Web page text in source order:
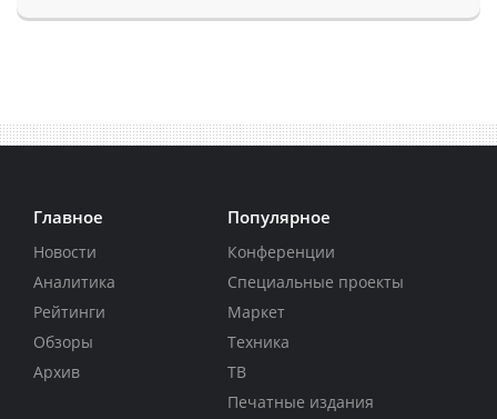
Главное
Новости
Аналитика
Рейтинги
Обзоры
Архив
Популярное
Конференции
Специальные проекты
Маркет
Техника
ТВ
Печатные издания